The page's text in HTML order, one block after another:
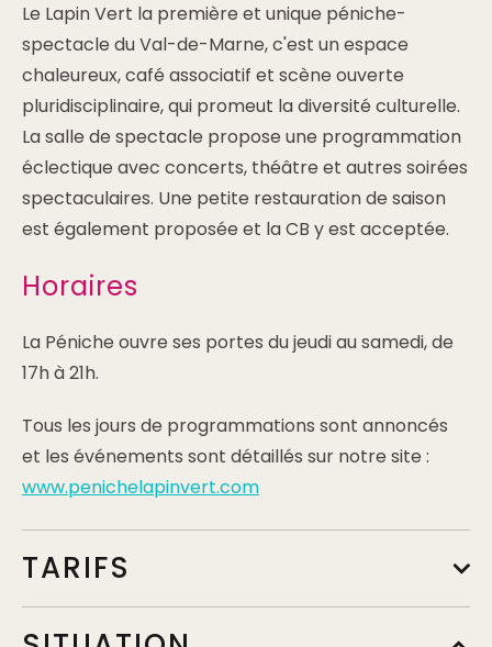
Le Lapin Vert la première et unique péniche-
spectacle du Val-de-Marne, c'est un espace
chaleureux, café associatif et scène ouverte
pluridisciplinaire, qui promeut la diversité culturelle.
La salle de spectacle propose une programmation
éclectique avec concerts, théâtre et autres soirées
spectaculaires. Une petite restauration de saison
est également proposée et la CB y est acceptée.
Horaires
La Péniche ouvre ses portes du jeudi au samedi, de
17h à 21h.
Tous les jours de programmations sont annoncés
et les événements sont détaillés sur notre site :
www.penichelapinvert.com
TARIFS